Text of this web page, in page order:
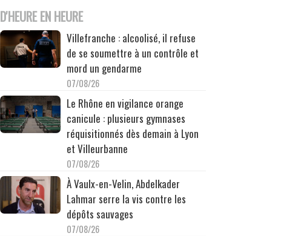
D'HEURE EN HEURE
Villefranche : alcoolisé, il refuse
de se soumettre à un contrôle et
mord un gendarme
07/08/26
Le Rhône en vigilance orange
canicule : plusieurs gymnases
réquisitionnés dès demain à Lyon
et Villeurbanne
07/08/26
À Vaulx-en-Velin, Abdelkader
Lahmar serre la vis contre les
dépôts sauvages
07/08/26